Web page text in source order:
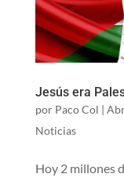
Jesús era
por Paco Col |
Noticias
Hoy 2 millones